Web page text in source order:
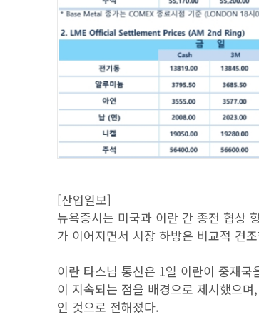
[산업일보]
뉴욕증시는 미국과 이란 간 종전 협상
가 이어지면서 시장 하방은 비교적 견
이란 타스님 통신은 1일 이란이 중재
이 지속되는 점을 배경으로 제시했으
인 것으로 전해졌다.